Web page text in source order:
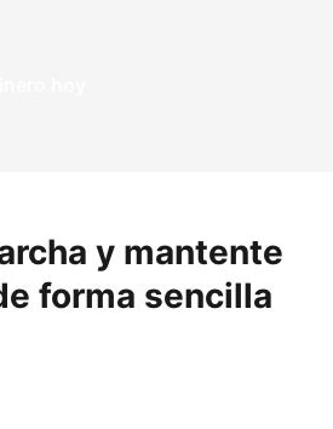
hoy
y mantente
forma sencilla